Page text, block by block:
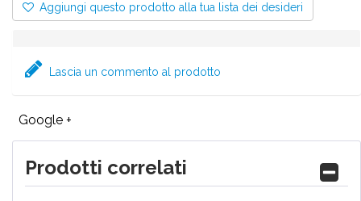
Aggiungi questo prodotto alla tua lista dei desideri
Lascia un commento al prodotto
Google +
Prodotti correlati